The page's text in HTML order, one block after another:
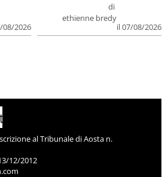
08/2026
di
ethienne bredy
il 07/08/2026
al Tribunale di Aosta n.
12/2012